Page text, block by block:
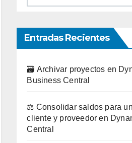
Entradas Recientes
🗃️ Archivar proyectos en
Business Central
⚖️ Consolidar saldos para
cliente y proveedor en
Central